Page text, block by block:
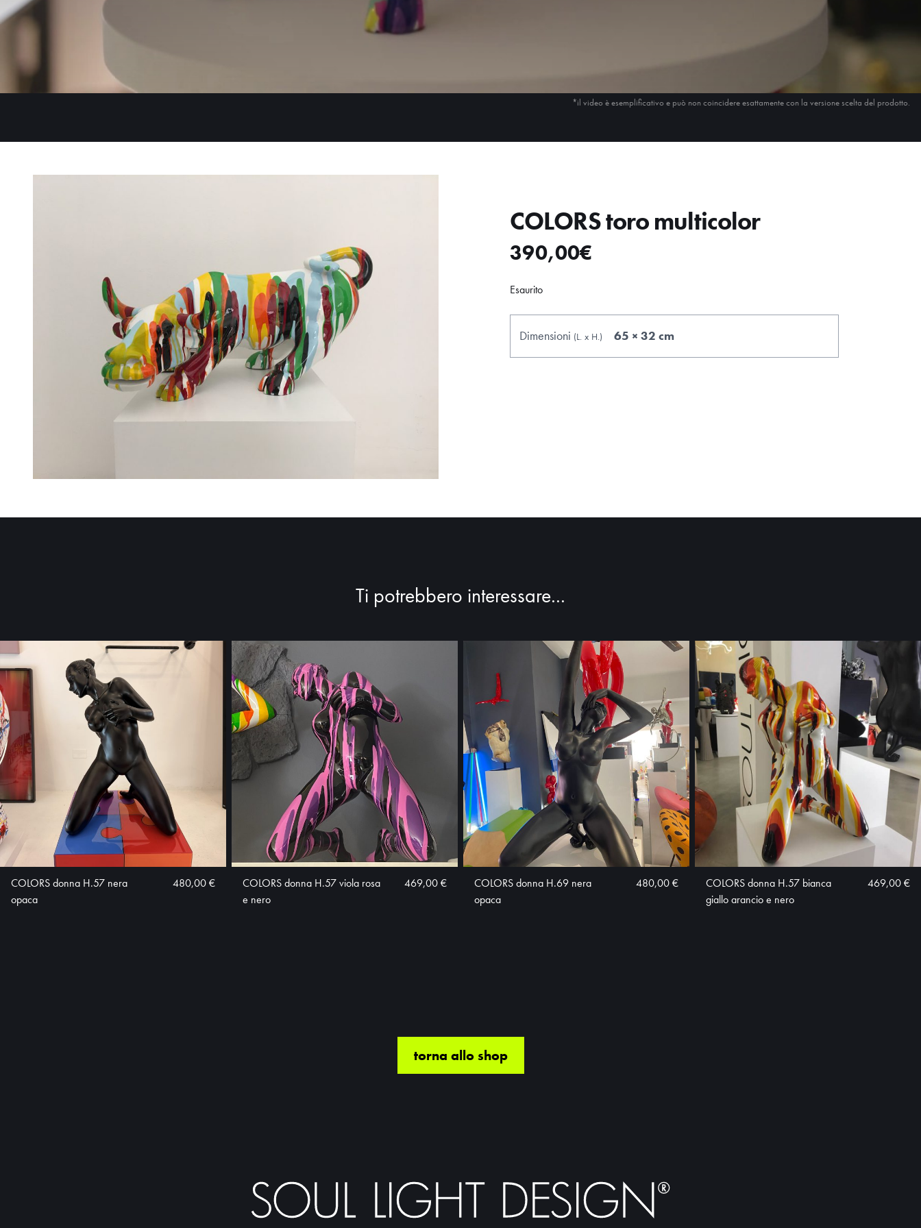
*il video è esemplificativo e può non coincidere esattamente con la versione scelta del prodotto.
COLORS toro multicolor
390,00€
Esaurito
Dimensioni (L. x H.) 65 × 32 cm
Ti potrebbero interessare...
COLORS donna H.57 nera
opaca
480,00 €
COLORS donna H.57 viola rosa
e nero
469,00 €
COLORS donna H.69 nera
opaca
480,00 €
COLORS donna H.57 bianca
giallo arancio e nero
469,00 €
torna allo shop